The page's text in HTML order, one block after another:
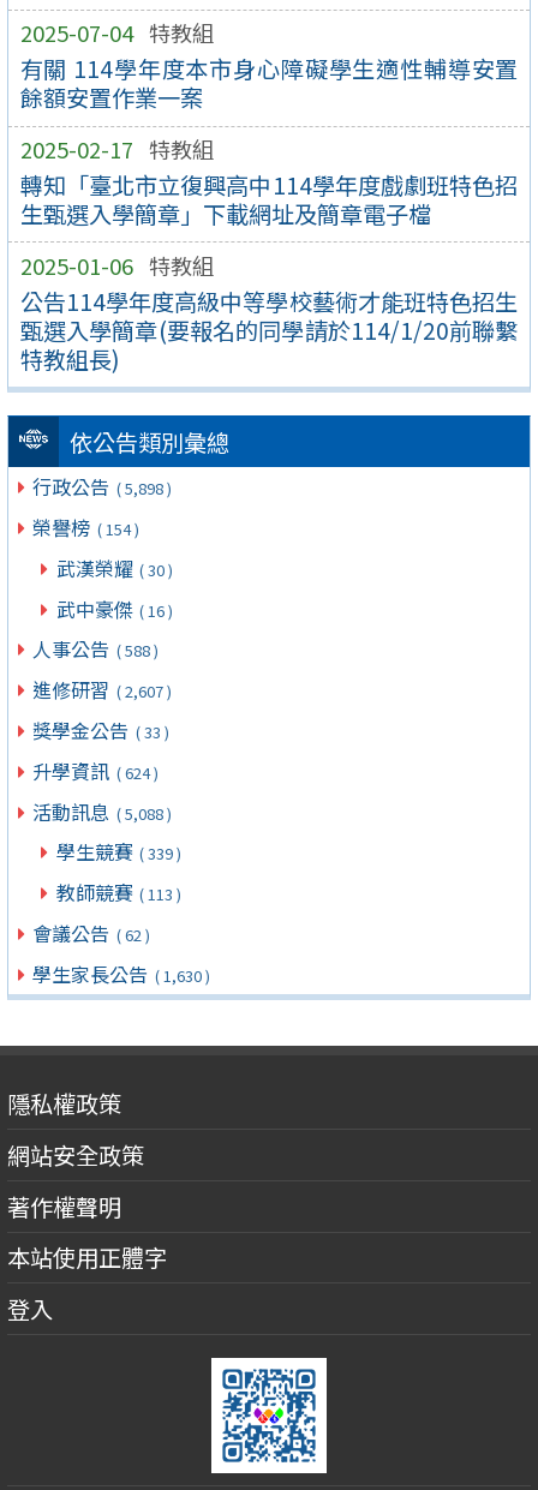
2025-07-04 特教組
有關 114學年度本市身心障礙學生適性輔導安置
餘額安置作業一案
2025-02-17 特教組
轉知「臺北市立復興高中114學年度戲劇班特色招
生甄選入學簡章」下載網址及簡章電子檔
2025-01-06 特教組
公告114學年度高級中等學校藝術才能班特色招生
甄選入學簡章(要報名的同學請於114/1/20前聯繫
特教組長)
依公告類別彙總
行政公告 ( 5,898 )
榮譽榜 ( 154 )
武漢榮耀 ( 30 )
武中豪傑 ( 16 )
人事公告 ( 588 )
進修研習 ( 2,607 )
獎學金公告 ( 33 )
升學資訊 ( 624 )
活動訊息 ( 5,088 )
學生競賽 ( 339 )
教師競賽 ( 113 )
會議公告 ( 62 )
學生家長公告 ( 1,630 )
隱私權政策
網站安全政策
著作權聲明
本站使用正體字
登入